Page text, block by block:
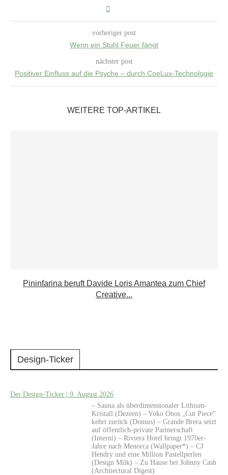
vorheriger post
Wenn ein Stuhl Feuer fängt
nächster post
Positiver Einfluss auf die Psyche – durch CoeLux-Technologie
WEITERE TOP-ARTIKEL
Pininfarina beruft Davide Loris Amantea zum Chief
Creative...
Design-Ticker
Der Design-Ticker | 9. August 2026
– Sauna als überdimensionaler Lithium-
Kristall (Dezeen) – Yoko Onos „Cut Piece“
kehrt zurück (Domus) – Grande Brera setzt
auf öffentlich-private Partnerschaft
(Interni) – Riviera Hotel bringt 1970er-
Jahre nach Menorca (Wallpaper*) – CJ
Hendry und eine Million Pastellperlen
(Design Milk) – Zu Hause bei Johnny Cash
(Architectural Digest)